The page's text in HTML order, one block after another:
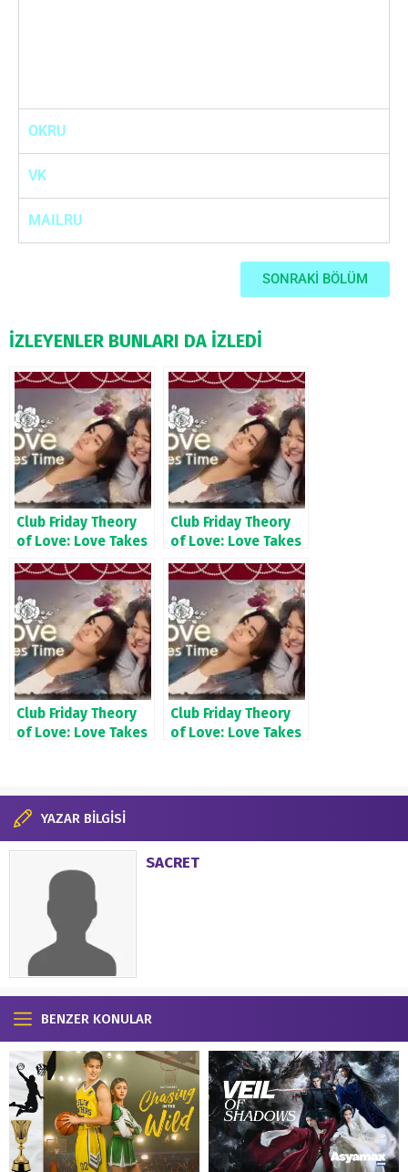
OKRU
VK
MAILRU
SONRAKİ BÖLÜM
İZLEYENLER BUNLARI DA İZLEDİ
Club Friday Theory
of Love: Love Takes
Time 2025
Club Friday Theory
of Love: Love Takes
Time 2. Bölüm
Club Friday Theory
of Love: Love Takes
Club Friday Theory
of Love: Love Takes
YAZAR BİLGİSİ
SACRET
BENZER KONULAR